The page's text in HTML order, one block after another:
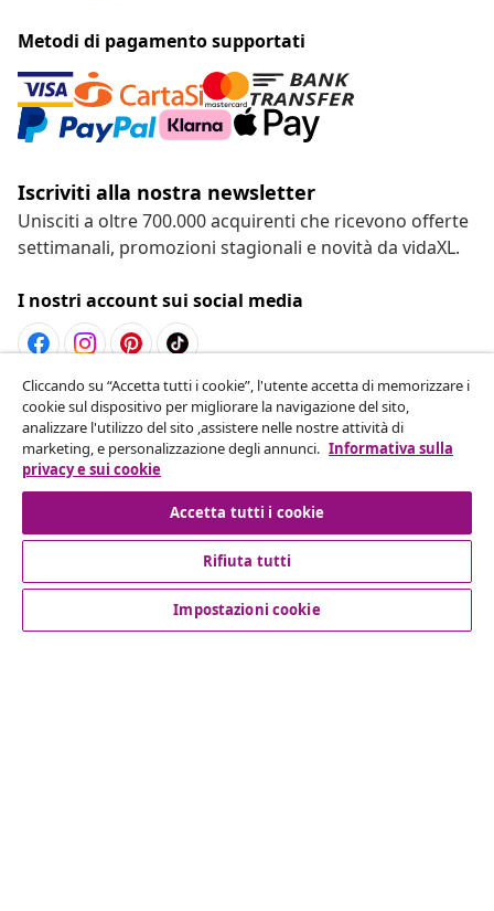
Metodi di pagamento supportati
Iscriviti alla nostra newsletter
Unisciti a oltre 700.000 acquirenti che ricevono offerte
settimanali, promozioni stagionali e novità da vidaXL.
I nostri account sui social media
Recesso dal contratto
Invia una richiesta di recesso per il tuo ordine.
Recesso dal contratto
Servizio clienti
Cliccando su “Accetta tutti i cookie”, l'utente accetta di memorizzare i
cookie sul dispositivo per migliorare la navigazione del sito,
analizzare l'utilizzo del sito ,assistere nelle nostre attività di
marketing, e personalizzazione degli annunci. Informativa sulla
privacy e sui cookie
Accetta tutti i cookie
Rifiuta tutti
Impostazioni cookie